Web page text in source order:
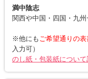
満中陰志
関西や中国・四国・九
※他にもご希望通りの
入力可）
のし紙・包装紙につい